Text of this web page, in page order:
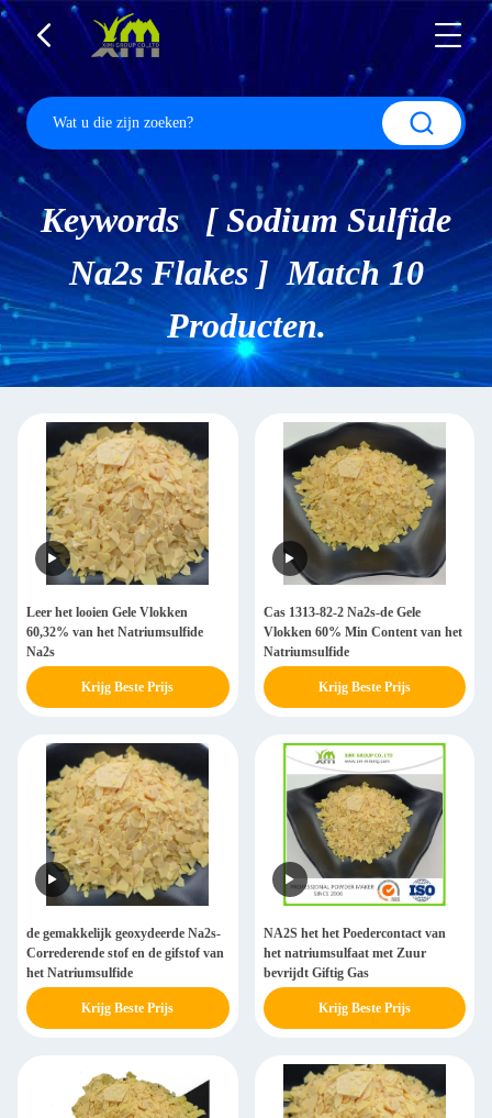
Keywords [ Sodium Sulfide
Na2s Flakes ] Match 10
Producten.
Leer het looien Gele Vlokken
60,32% van het Natriumsulfide
Na2s
Krijg Beste Prijs
Cas 1313-82-2 Na2s-de Gele
Vlokken 60% Min Content van het
Natriumsulfide
Krijg Beste Prijs
de gemakkelijk geoxydeerde Na2s-
Correderende stof en de gifstof van
het Natriumsulfide
Krijg Beste Prijs
NA2S het het Poedercontact van
het natriumsulfaat met Zuur
bevrijdt Giftig Gas
Krijg Beste Prijs